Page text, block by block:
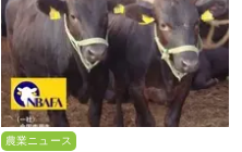
農業ニュース